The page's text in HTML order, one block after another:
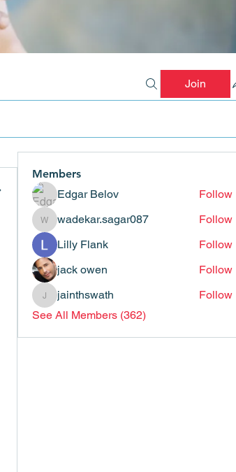
Join
Members
Edgar Belov
Follow
wadekar.sagar087
wadekar.sagar087
Follow
Lilly Flank
Follow
jack owen
Follow
jainthswath
jainthswath
Follow
See All Members (362)